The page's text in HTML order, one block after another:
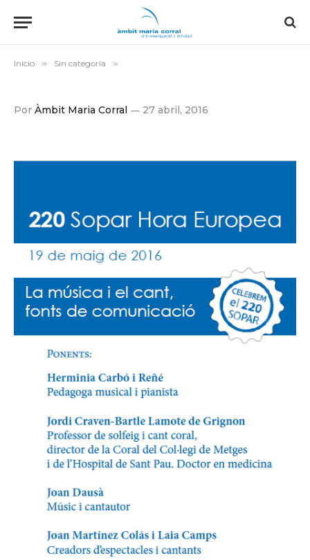
Inicio » Sin categoría »
Por Àmbit Maria Corral 27 abril, 2016